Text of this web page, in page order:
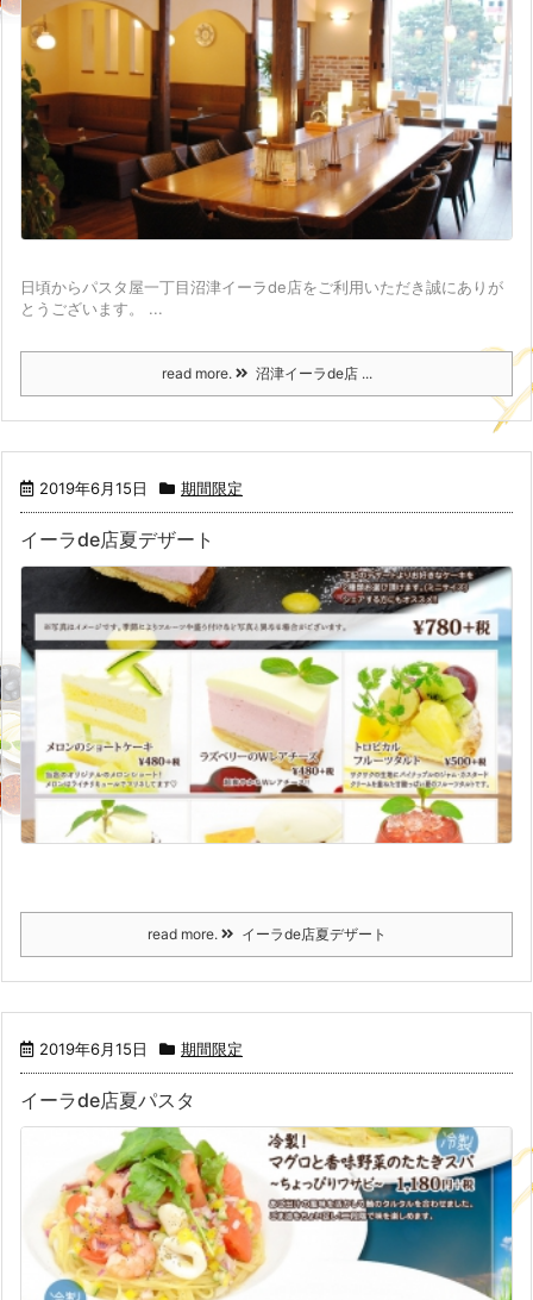
日頃からパスタ屋一丁目沼津イーラde店をご利用いただき誠にありが
とうございます。 ...
read more. 沼津イーラde店 ...
2019年6月15日 期間限定
イーラde店夏デザート
read more. イーラde店夏デザート
2019年6月15日 期間限定
イーラde店夏パスタ